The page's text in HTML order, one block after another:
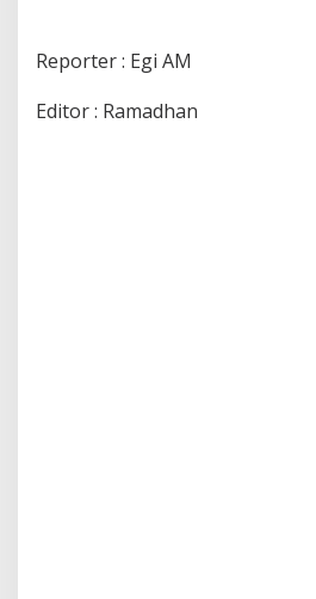
Reporter : Egi AM
Editor : Ramadhan